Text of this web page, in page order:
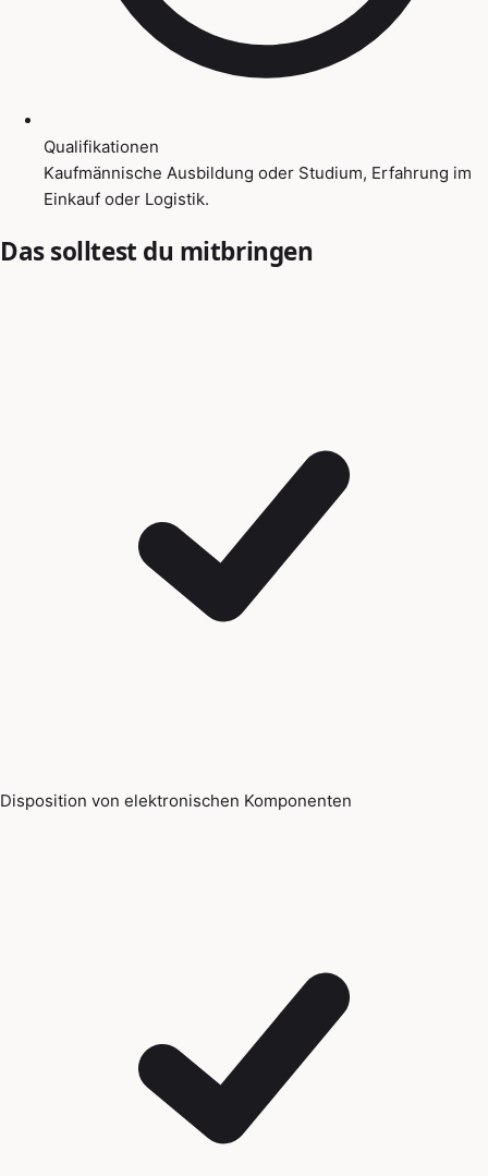
Qualifikationen
Kaufmännische Ausbildung oder Studium, Erfahrung im
Einkauf oder Logistik.
Das solltest du mitbringen
Disposition von elektronischen Komponenten